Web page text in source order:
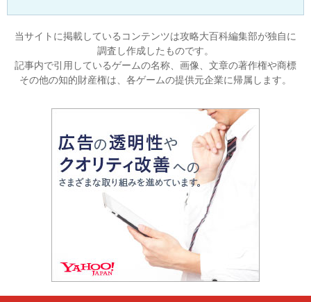
当サイトに掲載しているコンテンツは攻略大百科編集部が独自に
調査し作成したものです。
記事内で引用しているゲームの名称、画像、文章の著作権や商標
その他の知的財産権は、各ゲームの提供元企業に帰属します。